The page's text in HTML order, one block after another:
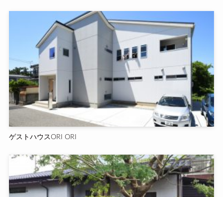
ゲストハウスORI ORI